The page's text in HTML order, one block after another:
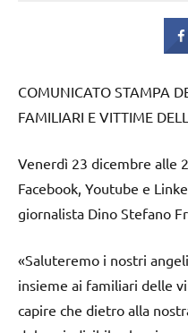
COMUNICATO STAMPA
FAMILIARI E VITTIME
Venerdì 23 dicembre alle
Facebook, Youtube e
giornalista Dino Stefano
«Saluteremo i nostri
insieme ai familiari delle
capire che dietro alla